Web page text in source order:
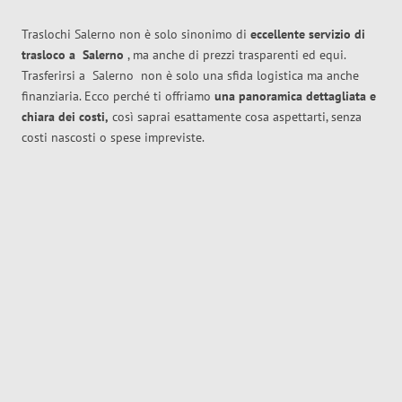
Traslochi Salerno non è solo sinonimo di eccellente servizio di
trasloco a Salerno , ma anche di prezzi trasparenti ed equi.
Trasferirsi a Salerno non è solo una sfida logistica ma anche
finanziaria. Ecco perché ti offriamo una panoramica dettagliata e
chiara dei costi, così saprai esattamente cosa aspettarti, senza
costi nascosti o spese impreviste.